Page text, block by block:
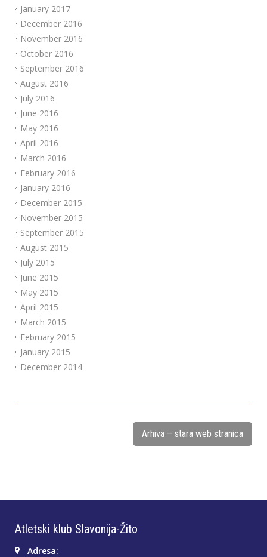
January 2017
December 2016
November 2016
October 2016
September 2016
August 2016
July 2016
June 2016
May 2016
April 2016
March 2016
February 2016
January 2016
December 2015
November 2015
September 2015
August 2015
July 2015
June 2015
May 2015
April 2015
March 2015
February 2015
January 2015
December 2014
Arhiva – stara web stranica
Atletski klub Slavonija-Žito
Adresa: